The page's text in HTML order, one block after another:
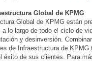
Global de KPMG
Global de KPMG están
lo largo de todo el ciclo de
y desinversión.
de Infraestructura de
éxito de sus clientes. Para